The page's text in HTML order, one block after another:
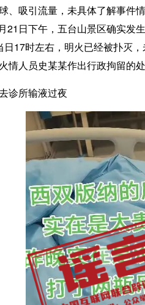
、吸引流量，未具体了解事件
21日下午，五台山景区确实发
17时左右，明火已经被扑灭
人员史某某作出行政拘留的
诊所输液过夜